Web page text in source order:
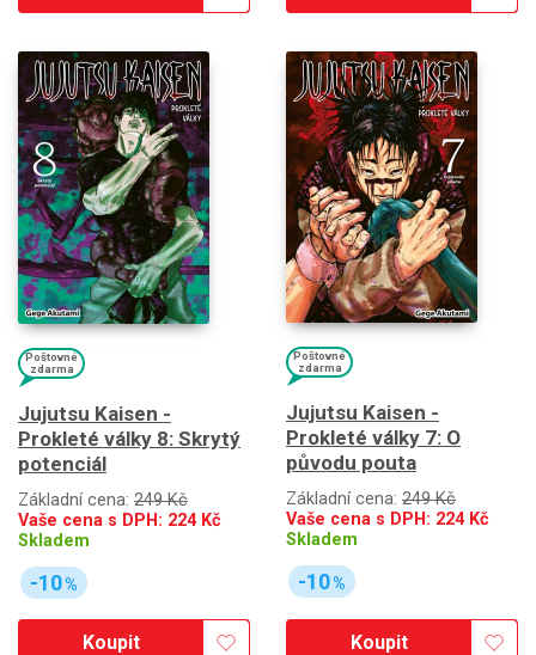
Poštovné
zdarma
Jujutsu Kaisen -
Prokleté války 8: Skrytý
potenciál
Základní cena: 249 Kč
Vaše cena s DPH: 224Kč
Skladem
-10%
Koupit
Poštovné
zdarma
Jujutsu Kaisen -
Prokleté války 7: O
původu pouta
Základní cena: 249 Kč
Vaše cena s DPH: 224Kč
Skladem
-10%
Koupit